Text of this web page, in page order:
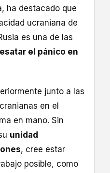
ha destacado que
ucraniana de
es una de las
el pánico en
junto a las
en el
en mano. Sin
unidad
, cree estar
posible, como